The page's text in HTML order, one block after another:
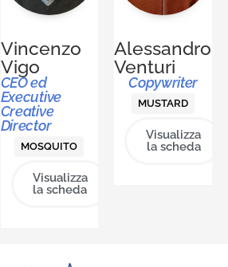
Vincenzo
Vigo
CEO ed
Executive
Creative
Director
MOSQUITO
Visualizza
la scheda
Alessandro
Venturi
Copywriter
MUSTARD
Visualizza
la scheda